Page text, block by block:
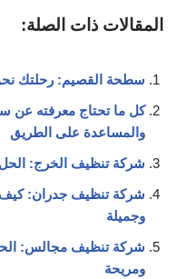
المقالات ذات الصلة:
سطحة القصيم: رحلتك
كل ما تحتاج معرفته عن
والمساعدة على الطريق
شركة تنظيف الخرج: الحل
شركة تنظيف جدران:
وجميلة
شركة تنظيف مجالس:
ومريحة